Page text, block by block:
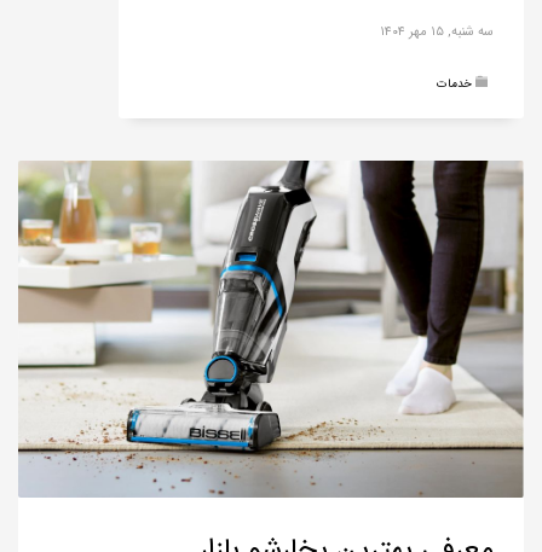
سه شنبه, ۱۵ مهر ۱۴۰۴
خدمات